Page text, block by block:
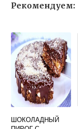
Рекомендуем:
ШОКОЛАДНЫЙ